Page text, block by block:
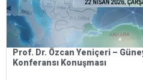
Prof. Dr. Özcan Yeniçeri –
Konferansı Konuşması